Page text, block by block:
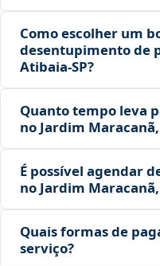
Como escolher um
desentupimento de
Atibaia‑SP?
Quanto tempo leva
no Jardim Maracanã,
É possível agendar
no Jardim Maracanã,
Quais formas de
serviço?